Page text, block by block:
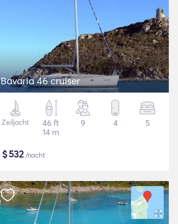
Bavaria 46 cruiser
Zeiljacht
46 ft
14 m
9 4 5
$532/nacht